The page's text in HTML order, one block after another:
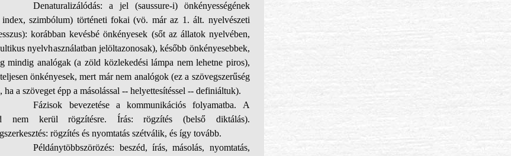
Denaturalizálódás: a jel (saussure-i) önkényességének
szimbólum) történeti fokai (vö. már az 1. ált. nyelvészeti
korábban kevésbé önkényesek (sőt az állatok nyelvében,
nyelvhasználatban jelöltazonosak), később önkényesebbek,
mindig analógak (a zöld közlekedési lámpa nem lehetne piros),
önkényesek, mert már nem analógok (ez a szövegszerűség
ha a szöveget épp a másolással -- helyettesítéssel -- definiáltuk).
Fázisok bevezetése a kommunikációs folyamatba. A
nem kerül rögzítésre. Írás: rögzítés (belső diktálás).
rögzítés és nyomtatás szétválik, és így tovább.
Példánytöbbszörözés: beszéd, írás, másolás, nyomtatás,